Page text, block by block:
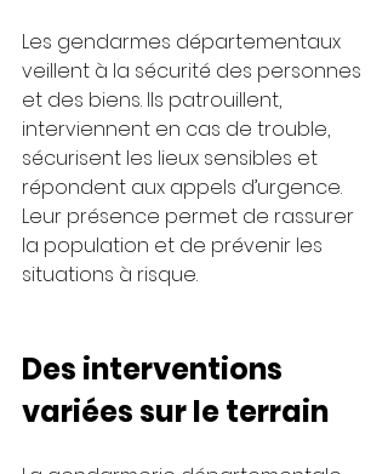
Les gendarmes départementaux
veillent à la sécurité des personnes
et des biens. Ils patrouillent,
interviennent en cas de trouble,
sécurisent les lieux sensibles et
répondent aux appels d’urgence.
Leur présence permet de rassurer
la population et de prévenir les
situations à risque.
Des interventions
variées sur le terrain